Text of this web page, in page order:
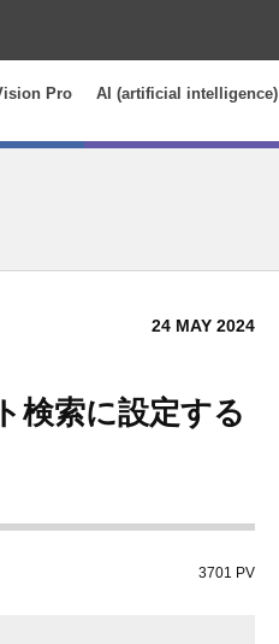
Pro AI (artificial intelligence)
24 MAY 2024
検索に設定する
3701 PV